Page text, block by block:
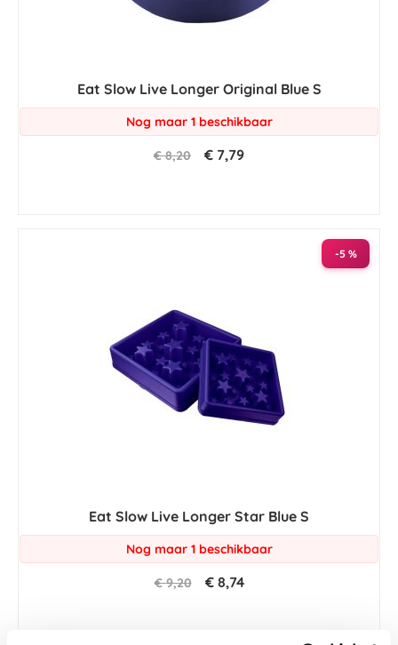
Eat Slow Live Longer Original Blue S
Nog maar 1 beschikbaar
€ 8,20 € 7,79
-5 %
Eat Slow Live Longer Star Blue S
Nog maar 1 beschikbaar
€ 9,20 € 8,74